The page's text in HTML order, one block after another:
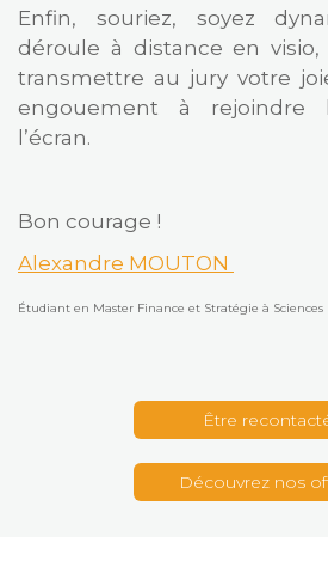
Enfin, souriez, soyez
déroule à distance en
transmettre au jury votre
engouement à rejoindre
l’écran.
Bon courage !
Alexandre MOUTON
Étudiant en Master Finance et Stratégie à Sciences
Être
Découvrez nos